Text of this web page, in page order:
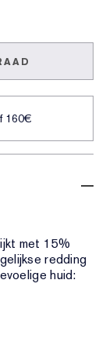
160€
met 15%
redding
huid: